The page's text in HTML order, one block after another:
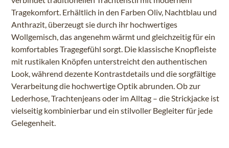
Tragekomfort. Erhältlich in den Farben Oliv, Nachtblau und
Anthrazit, überzeugt sie durch ihr hochwertiges
Wollgemisch, das angenehm wärmt und gleichzeitig für ein
komfortables Tragegefühl sorgt. Die klassische Knopfleiste
mit rustikalen Knöpfen unterstreicht den authentischen
Look, während dezente Kontrastdetails und die sorgfältige
Verarbeitung die hochwertige Optik abrunden. Ob zur
Lederhose, Trachtenjeans oder im Alltag – die Strickjacke ist
vielseitig kombinierbar und ein stilvoller Begleiter für jede
Gelegenheit.